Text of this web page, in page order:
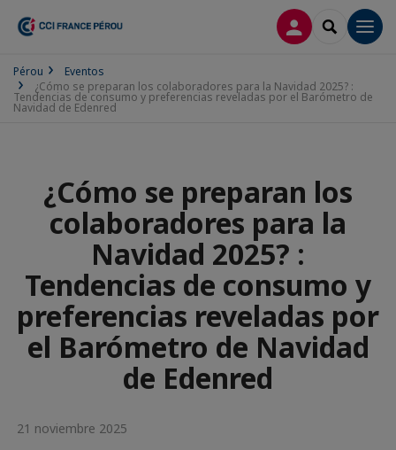
CONECTARSE
SEARCH
Pérou
Eventos
¿Cómo se preparan los colaboradores para la Navidad 2025? :
Tendencias de consumo y preferencias reveladas por el Barómetro de
Navidad de Edenred
¿Cómo se preparan los
colaboradores para la
Navidad 2025? :
Tendencias de consumo y
preferencias reveladas por
el Barómetro de Navidad
de Edenred
21 noviembre 2025